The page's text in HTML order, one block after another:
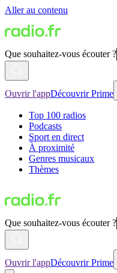
Aller au contenu
Que souhaitez-vous écouter ?
Ouvrir l'appDécouvrir Prime
Top 100 radios
Podcasts
Sport en direct
À proximité
Genres musicaux
Thèmes
Que souhaitez-vous écouter ?
Ouvrir l'appDécouvrir Prime